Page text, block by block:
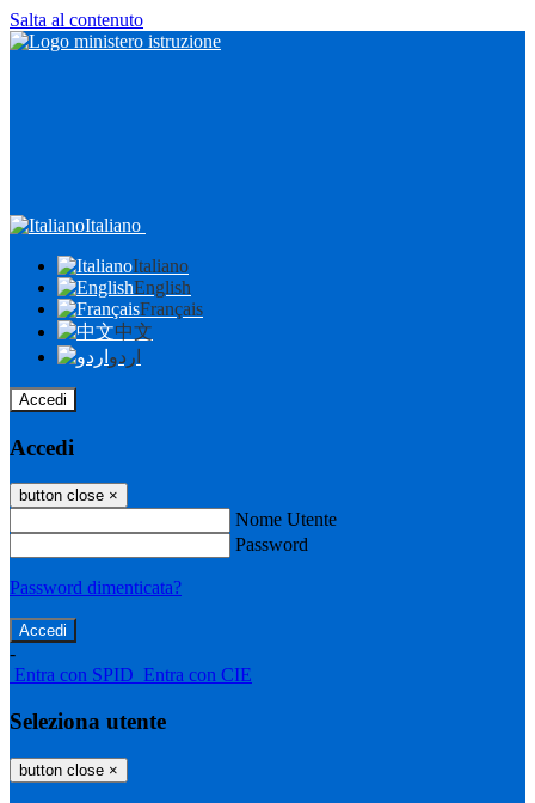
Salta al contenuto
Italiano
Italiano
English
Français
中文
اردو
Accedi
Accedi
button close ×
Nome Utente
Password
Password dimenticata?
-
Entra con SPID Entra con CIE
Seleziona utente
button close ×